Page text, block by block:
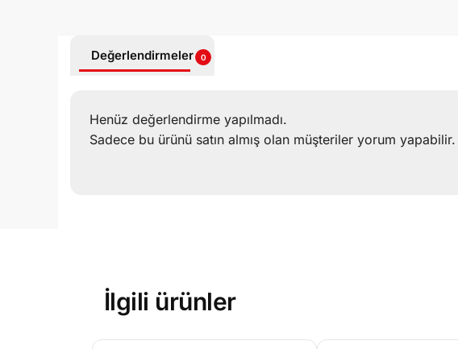
Değerlendirmeler 0
Henüz değerlendirme yapılmadı.
Sadece bu ürünü satın almış olan müşteriler yorum yapabilir.
İlgili ürünler